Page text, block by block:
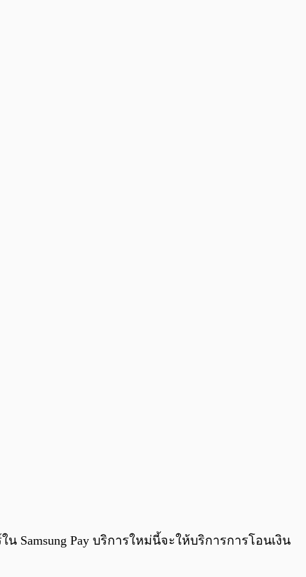
น Samsung Pay บริการใหม่นี้จะให้บริการการโอนเงิน